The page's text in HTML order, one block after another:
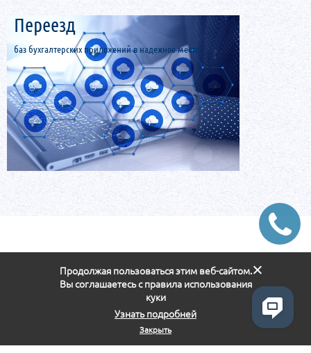
Переезд
баз бухгалтерских приложений в надежное место
Продолжая пользоваться этим веб-сайтом.
Вы соглашаетесь с правила использования
куки
Узнать подробней
Закрыть